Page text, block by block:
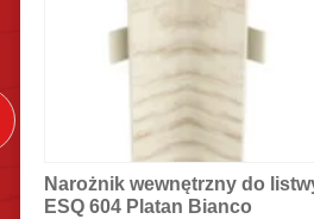
Narożnik wewnętrzny do
ESQ 604 Platan Bianco